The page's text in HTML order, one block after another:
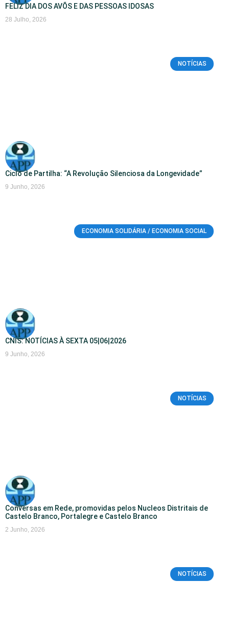
FELIZ DIA DOS AVÕS E DAS PESSOAS IDOSAS
28 Julho, 2026
NOTÍCIAS
Ciclo de Partilha: “A Revolução Silenciosa da Longevidade”
9 Junho, 2026
ECONOMIA SOLIDÁRIA / ECONOMIA SOCIAL
CNIS: NOTÍCIAS À SEXTA 05|06|2026
9 Junho, 2026
NOTÍCIAS
Conversas em Rede, promovidas pelos Nucleos Distritais de
Castelo Branco, Portalegre e Castelo Branco
2 Junho, 2026
NOTÍCIAS